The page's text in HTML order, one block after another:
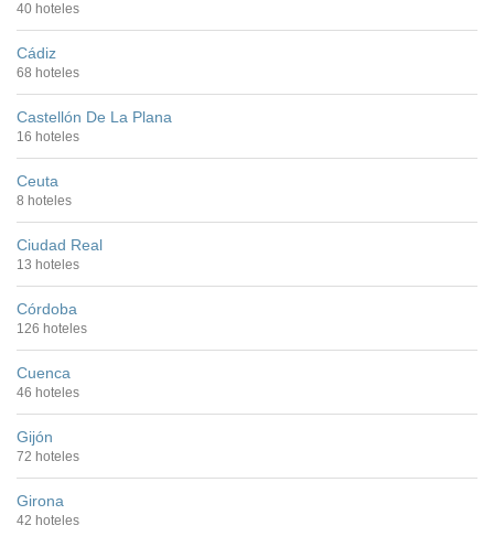
40 hoteles
Cádiz
68 hoteles
Castellón De La Plana
16 hoteles
Ceuta
8 hoteles
Ciudad Real
13 hoteles
Córdoba
126 hoteles
Cuenca
46 hoteles
Gijón
72 hoteles
Girona
42 hoteles